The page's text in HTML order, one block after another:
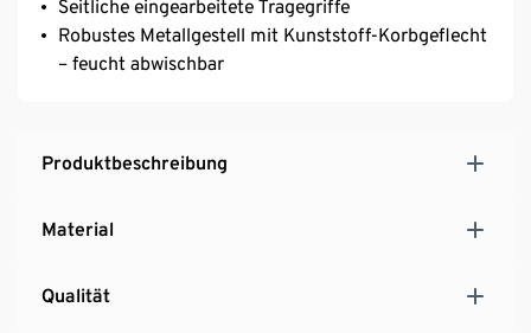
Seitliche eingearbeitete Tragegriffe
Robustes Metallgestell mit Kunststoff-Korbgeflecht
– feucht abwischbar
Produktbeschreibung
Material
Qualität